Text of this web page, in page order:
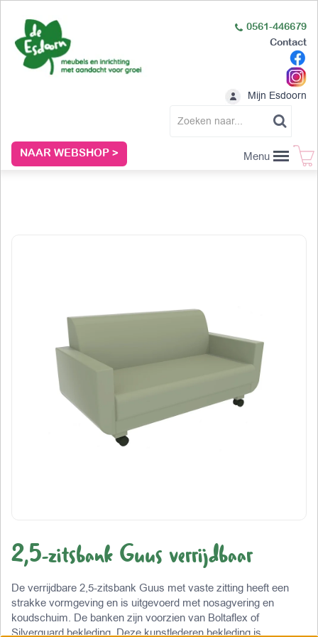
NAAR WEBSHOP >
0561-446679
Contact
Mijn Esdoorn
Menu
2,5-zitsbank Guus verrijdbaar
De verrijdbare 2,5-zitsbank Guus met vaste zitting heeft een
strakke vormgeving en is uitgevoerd met nosagvering en
koudschuim. De banken zijn voorzien van Boltaflex of
Silverguard bekleding. Deze kunstlederen bekleding is